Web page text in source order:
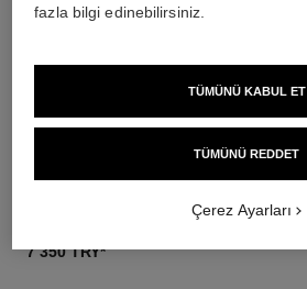
huile douce
Ref. 122950
7 350 TRY*
fazla bilgi edinebilirsiniz.
TÜMÜNÜ REDDET
TÜMÜNÜ KABUL ET
Çerez Ayarları